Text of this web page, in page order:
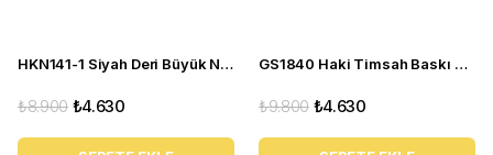
HKN141-1 Siyah Deri Büyük Numara Erkek Spor Ayakkabı
₺4.630
₺8.900
GS1840 Haki Timsah Baskı Deri Büyük Numara Erkek Spor Ayakkabı
₺4.630
₺9.800